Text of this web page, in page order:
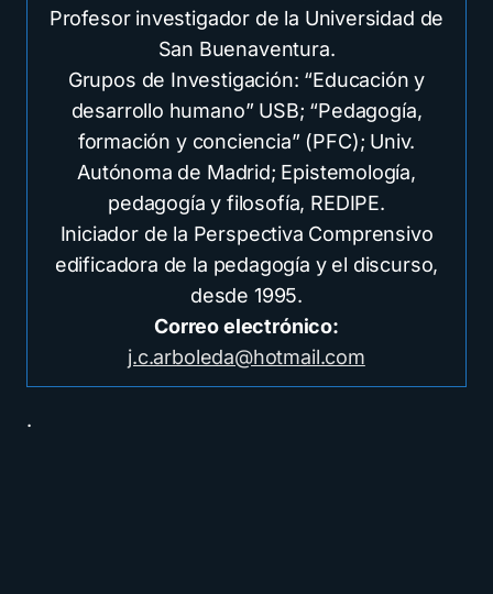
Profesor investigador de la Universidad de
San Buenaventura.
Grupos de Investigación: “Educación y
desarrollo humano” USB; “Pedagogía,
formación y conciencia” (PFC); Univ.
Autónoma de Madrid; Epistemología,
pedagogía y filosofía, REDIPE.
Iniciador de la Perspectiva Comprensivo
edificadora de la pedagogía y el discurso,
desde 1995.
Correo electrónico:
j.c.arboleda@hotmail.com
.